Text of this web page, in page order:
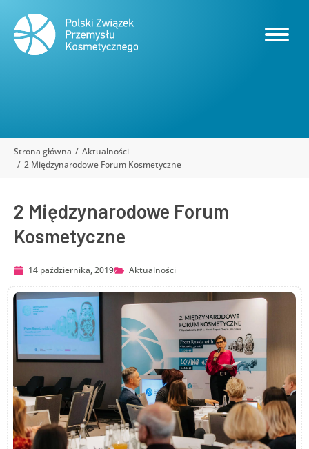
Jesteś tutaj:
Strona główna
Aktualności
2 Międzynarodowe Forum Kosmetyczne
2 Międzynarodowe Forum
Kosmetyczne
14 października, 2019 Aktualności